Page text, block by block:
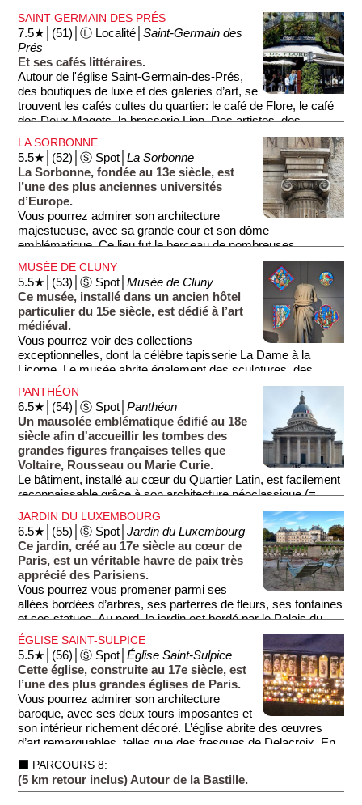
SAINT-GERMAIN DES PRÉS
7.5★│(51)│Ⓛ Localité│Saint-Germain des
Prés
Et ses cafés littéraires.
Autour de l'église Saint-Germain-des-Prés,
des boutiques de luxe et des galeries d’art, se
trouvent les cafés cultes du quartier: le café de Flore, le café
des Deux Magots, la brasserie Lipp. Des artistes, des
intellectuels, des quidams, ou de simples touristes, viennent
depuis le début du 20e siècle y prendre un verre.
LA SORBONNE
5.5★│(52)│Ⓢ Spot│La Sorbonne
La Sorbonne, fondée au 13e siècle, est
l’une des plus anciennes universités
d’Europe.
Vous pourrez admirer son architecture
majestueuse, avec sa grande cour et son dôme
emblématique. Ce lieu fut le berceau de nombreuses
réformes éducatives et intellectuelles. La Sorbonne accueillit
des penseurs célèbres, tels que Descartes et Rousseau.
Aujourd’hui, elle continue d’être un centre d’excellence
académique, attirant des étudiants du monde entier.
MUSÉE DE CLUNY
5.5★│(53)│Ⓢ Spot│Musée de Cluny
Ce musée, installé dans un ancien hôtel
particulier du 15e siècle, est dédié à l’art
médiéval.
Vous pourrez voir des collections
exceptionnelles, dont la célèbre tapisserie La Dame à la
Licorne. Le musée abrite également des sculptures, des
manuscrits et des objets du quotidien du Moyen Âge. En
visitant ce lieu, vous découvrirez l’histoire de la période
médiévale à travers des œuvres d’art fascinantes. Les jardins
du musée, paisibles et bien entretenus, offrent un cadre
agréable pour se détendre après votre visite.
PANTHÉON
6.5★│(54)│Ⓢ Spot│Panthéon
Un mausolée emblématique édifié au 18e
siècle afin d'accueillir les tombes des
grandes figures françaises telles que
Voltaire, Rousseau ou Marie Curie.
Le bâtiment, installé au cœur du Quartier Latin, est facilement
reconnaissable grâce à son architecture néoclassique (≡
style grec) et son immense coupole. En visitant le monument
et notamment sa crypte, vous découvrirez l’histoire de France
à travers ses héros nationaux...
JARDIN DU LUXEMBOURG
6.5★│(55)│Ⓢ Spot│Jardin du Luxembourg
Ce jardin, créé au 17e siècle au cœur de
Paris, est un véritable havre de paix très
apprécié des Parisiens.
Vous pourrez vous promener parmi ses
allées bordées d’arbres, ses parterres de fleurs, ses fontaines
et ses statues. Au nord, le jardin est bordé par le Palais du
Luxembourg (photos 1 et 2) abritant le Sénat (348 sénateurs),
la deuxième chambre parlementaire française après
l'Assemblée Nationale (577 députés), dont le seul pouvoir est
de coûter cher à l'État...
ÉGLISE SAINT-SULPICE
5.5★│(56)│Ⓢ Spot│Église Saint-Sulpice
Cette église, construite au 17e siècle, est
l’une des plus grandes églises de Paris.
Vous pourrez admirer son architecture
baroque, avec ses deux tours imposantes et
son intérieur richement décoré. L’église abrite des œuvres
d’art remarquables, telles que des fresques de Delacroix. En
visitant Saint-Sulpice, vous découvrirez également son
célèbre cadran solaire, qui témoigne des avancées
scientifiques de l’époque.
⬛ PARCOURS 8:
(5 km retour inclus) Autour de la Bastille.